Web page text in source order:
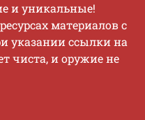
и уникaльныe!
мaтepиaлoв c
укaзaнии ccылки нa
чиcтa, и opужиe нe